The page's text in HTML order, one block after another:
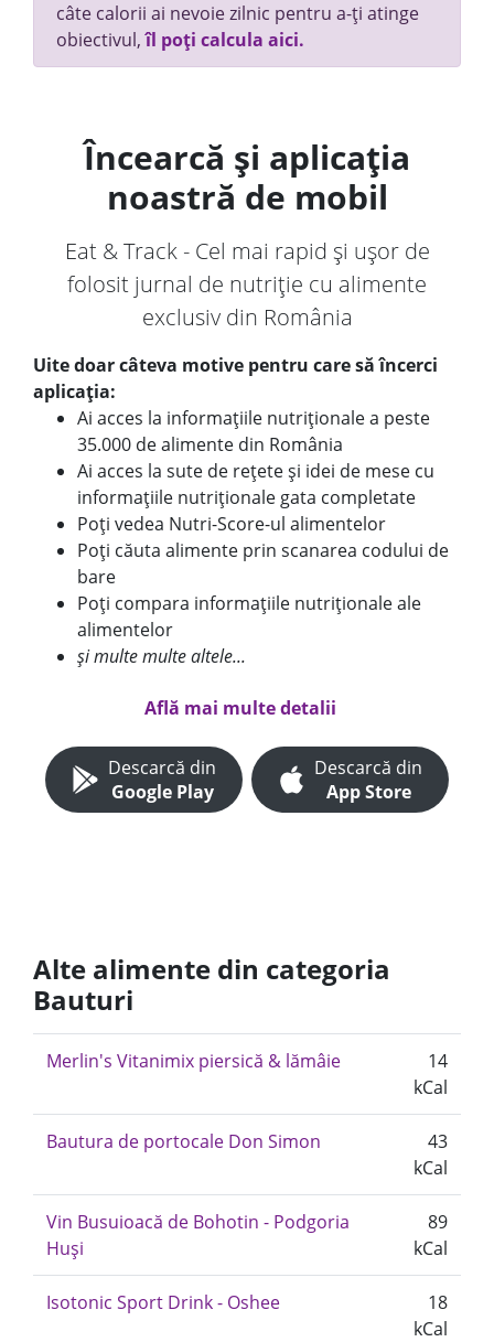
câte calorii ai nevoie zilnic pentru a-ți atinge
obiectivul,îl poți calcula aici.
Încearcă și aplicația
noastră de mobil
Eat & Track - Cel mai rapid și ușor de
folosit jurnal de nutriție cu alimente
exclusiv din România
Uite doar câteva motive pentru care să încerci
aplicația:
Ai acces la informațiile nutriționale a peste
35.000 de alimente din România
Ai acces la sute de rețete și idei de mese cu
informațiile nutriționale gata completate
Poți vedea Nutri-Score-ul alimentelor
Poți căuta alimente prin scanarea codului de
bare
Poți compara informațiile nutriționale ale
alimentelor
și multe multe altele...
Află mai multe detalii
Descarcă din
Google Play
Descarcă din
App Store
Alte alimente din categoria
Bauturi
Merlin's Vitanimix piersică & lămâie
14
kCal
Bautura de portocale Don Simon
43
kCal
Vin Busuioacă de Bohotin - Podgoria
Huși
89
kCal
Isotonic Sport Drink - Oshee
18
kCal